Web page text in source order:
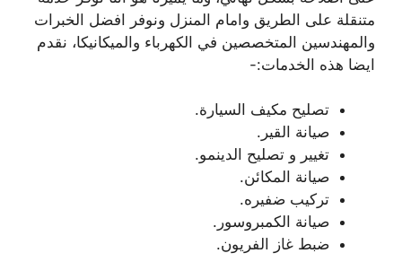
متنقلة على الطريق وامام المنزل ونوفر افضل الخبرات
والمهندسين المتخصصين في الكهرباء والميكانيكا، نقدم
ايضا هذه الخدمات:-
تصليح مكيف السيارة.
صيانة القير.
تغيير و تصليح الدينمو.
صيانة المكائن.
تركيب ضفيره.
صيانة الكمبروسور.
ضبط غاز الفريون.